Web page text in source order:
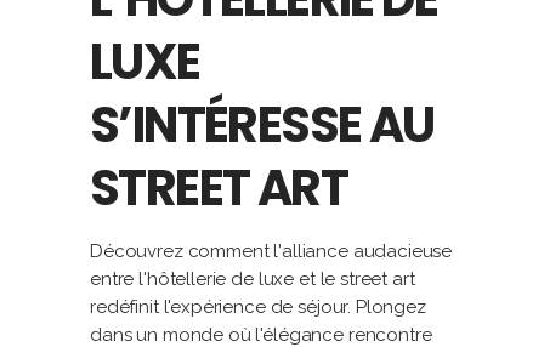
LUXE
S’INTÉRESSE AU
STREET ART
Découvrez comment l'alliance audacieuse
entre l'hôtellerie de luxe et le street art
redéfinit l'expérience de séjour. Plongez
dans un monde où l'élégance rencontre